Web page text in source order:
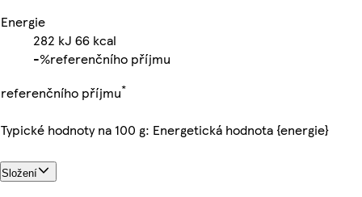
Energie
282 kJ 66 kcal
-%referenčního příjmu
referenčního příjmu*
Typické hodnoty na 100 g: Energetická hodnota {energie}
Složení